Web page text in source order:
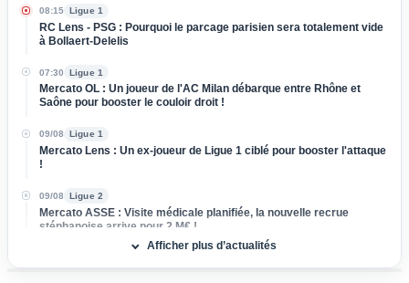
08:15 Ligue 1
RC Lens - PSG : Pourquoi le parcage parisien sera totalement vide
à Bollaert-Delelis
07:30 Ligue 1
Mercato OL : Un joueur de l'AC Milan débarque entre Rhône et
Saône pour booster le couloir droit !
09/08 Ligue 1
Mercato Lens : Un ex-joueur de Ligue 1 ciblé pour booster l'attaque
!
09/08 Ligue 2
Mercato ASSE : Visite médicale planifiée, la nouvelle recrue
stéphanoise arrive pour 2 M€ !
Afficher plus d’actualités